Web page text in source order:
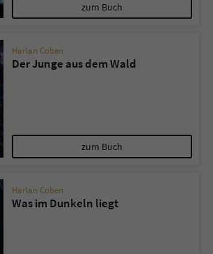
zum Buch
Harlan Coben
Der Junge aus dem Wald
zum Buch
Harlan Coben
Was im Dunkeln liegt